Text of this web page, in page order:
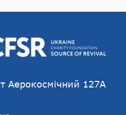
Аерокосмічний 127А